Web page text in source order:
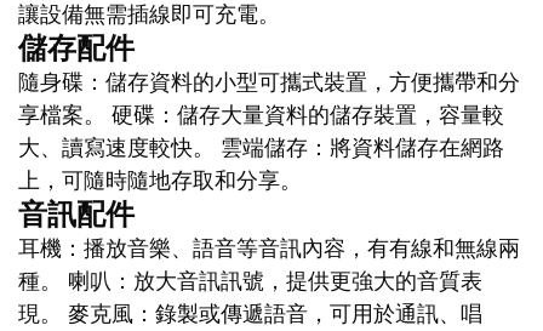
讓設備無需插線即可充電。
儲存配件
隨身碟：儲存資料的小型可攜式裝置，方便攜帶和分
享檔案。 硬碟：儲存大量資料的儲存裝置，容量較
大、讀寫速度較快。 雲端儲存：將資料儲存在網路
上，可隨時隨地存取和分享。
音訊配件
耳機：播放音樂、語音等音訊內容，有有線和無線兩
種。 喇叭：放大音訊訊號，提供更強大的音質表
現。 麥克風：錄製或傳遞語音，可用於通訊、唱